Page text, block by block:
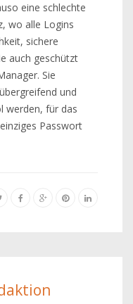
eine schlechte
wo alle Logins
sichere
auch geschützt
Sie
und
werden, für das
Passwort